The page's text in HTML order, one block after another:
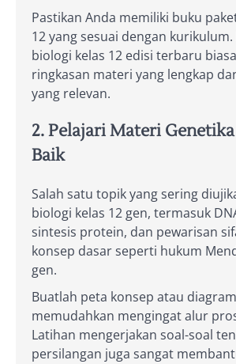
Pastikan Anda memiliki buku
12 yang sesuai dengan
biologi kelas 12 edisi terbaru
ringkasan materi yang lengkap
yang relevan.
2. Pelajari Materi
Baik
Salah satu topik yang sering
biologi kelas 12 gen, termasuk
sintesis protein, dan pewarisan
konsep dasar seperti hukum
gen.
Buatlah peta konsep atau
memudahkan mengingat alur
Latihan mengerjakan soal-soal
persilangan juga sangat